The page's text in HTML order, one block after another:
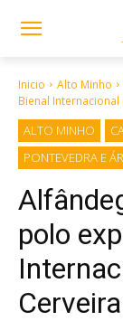
Inicio Alto Minho
Bienal Internacional
ALTO MINHO
PONTEVEDRA E
polo
Cerveira